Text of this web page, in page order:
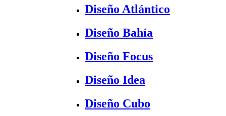
Diseño Atlántico
Diseño Bahía
Diseño Focus
Diseño Idea
Diseño Cubo